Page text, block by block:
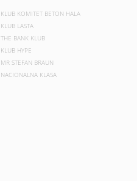
KLUB KOMITET BETON HALA
KLUB LASTA
THE BANK KLUB
KLUB HYPE
MR STEFAN BRAUN
NACIONALNA KLASA